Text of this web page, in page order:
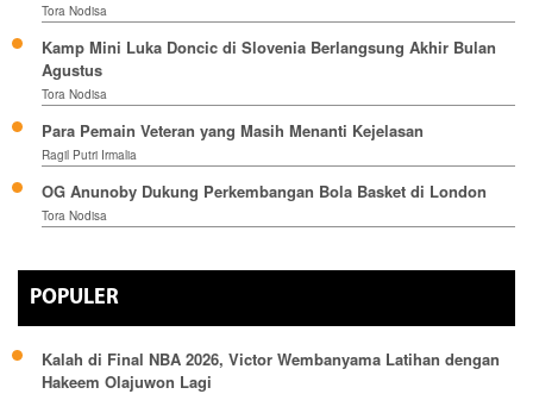
Tora Nodisa
Kamp Mini Luka Doncic di Slovenia Berlangsung Akhir Bulan
Agustus
Tora Nodisa
Para Pemain Veteran yang Masih Menanti Kejelasan
Ragil Putri Irmalia
OG Anunoby Dukung Perkembangan Bola Basket di London
Tora Nodisa
POPULER
Kalah di Final NBA 2026, Victor Wembanyama Latihan dengan
Hakeem Olajuwon Lagi